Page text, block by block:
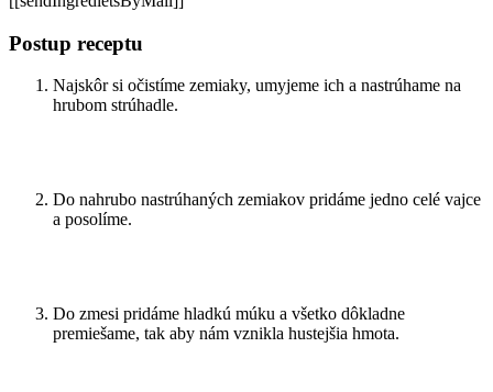
Postup receptu
Najskôr si očistíme zemiaky, umyjeme ich a nastrúhame na
hrubom strúhadle.
Do nahrubo nastrúhaných zemiakov pridáme jedno celé vajce
a posolíme.
Do zmesi pridáme hladkú múku a všetko dôkladne
premiešame, tak aby nám vznikla hustejšia hmota.